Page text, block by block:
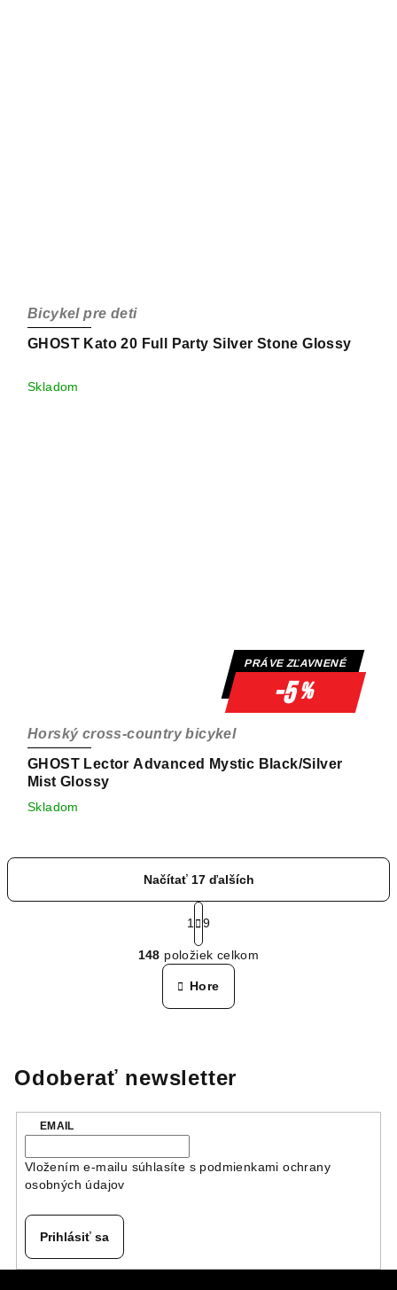
GHOST Kato 20 Full Party Silver Stone Glossy
Bicykel pre deti
Skladom
PRÁVE ZĽAVNENÉ
-5%
GHOST Lector Advanced Mystic Black/Silver
Mist Glossy
Horský cross-country bicykel
Skladom
O
v
l
i
v
p
Načítať 17 ďalších
S
t
r
á
k
o
i
1 9
148 položiek celkom
Hore
Odoberať newsletter
EMAIL
Vložením e-mailu súhlasíte s podmienkami ochrany
osobných údajov
Prihlásiť sa